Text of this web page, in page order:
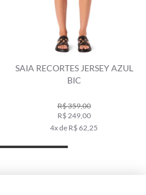
SAIA RECORTES JERSEY AZUL
BIC
R$ 359,00
R$ 249,00
4x de R$ 62,25